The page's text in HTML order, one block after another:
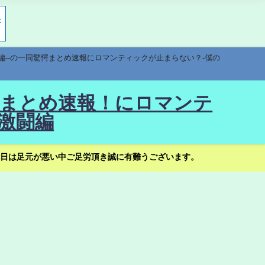
の一同驚愕まとめ速報にロマンティックが止まらない？-僕の
とめ速報！にロマンテ
闘編
足元が悪い中ご足労頂き誠に有難うございます。